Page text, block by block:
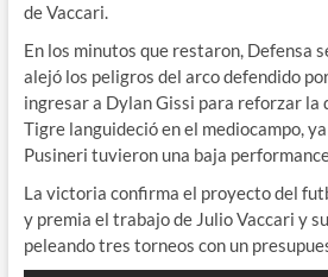
de Vaccari.
En los minutos que restaron, Defensa
alejó los peligros del arco defendido
ingresar a Dylan Gissi para reforzar la
Tigre languideció en el mediocampo,
Pusineri tuvieron una baja
La victoria confirma el proyecto del
y premia el trabajo de Julio Vaccari y
peleando tres torneos con un